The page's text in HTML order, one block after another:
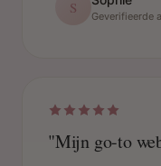
S
Geverifieerde
"Mijn go-to